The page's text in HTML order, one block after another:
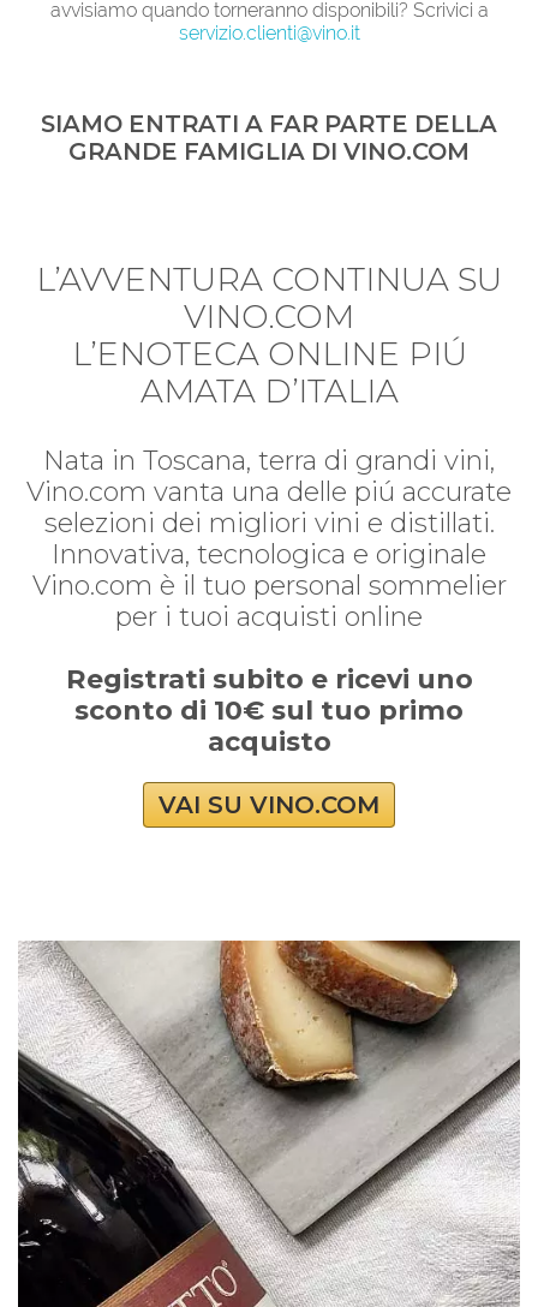
avvisiamo quando torneranno disponibili? Scrivici a
servizio.clienti@vino.it
SIAMO ENTRATI A FAR PARTE DELLA
GRANDE FAMIGLIA DI VINO.COM
L’AVVENTURA CONTINUA SU
VINO.COM
L’ENOTECA ONLINE PIÚ
AMATA D’ITALIA
Nata in Toscana, terra di grandi vini,
Vino.com vanta una delle piú accurate
selezioni dei migliori vini e distillati.
Innovativa, tecnologica e originale
Vino.com è il tuo personal sommelier
per i tuoi acquisti online
Registrati subito e ricevi uno
sconto di 10€ sul tuo primo
acquisto
VAI SU VINO.COM